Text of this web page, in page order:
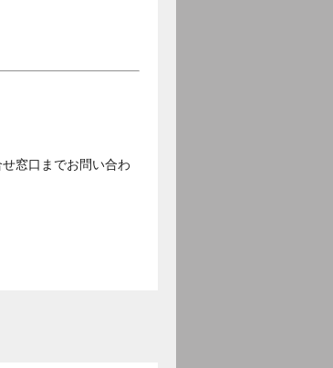
窓口までお問い合わ